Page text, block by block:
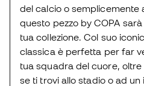
del calcio o semplicemente
questo pezzo by COPA
tua collezione. Col suo
classica è perfetta per far
tua squadra del cuore,
se ti trovi allo stadio o ad